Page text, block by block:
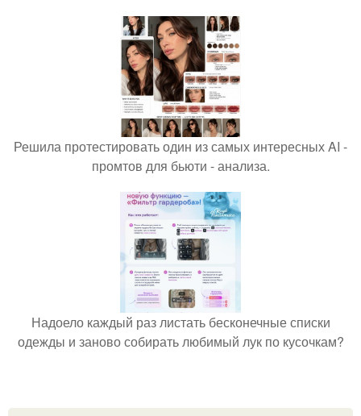
Решила протестировать один из самых интересных AI -
промтов для бьюти - анализа.
Надоело каждый раз листать бесконечные списки
одежды и заново собирать любимый лук по кусочкам?